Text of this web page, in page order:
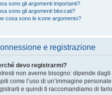
sono gli argomenti importanti?
sono gli argomenti bloccati?
cosa sono le icone argomento?
e registrazione
devo registrarmi?
non averne bisogno: dipende
come l’uso di un’immagine
e quindi ti raccomandiamo di